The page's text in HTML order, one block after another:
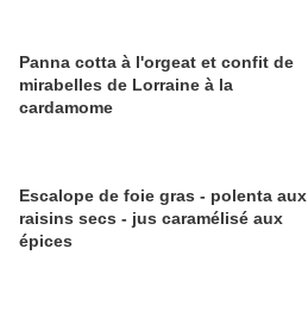
Panna cotta à l'orgeat et confit de
mirabelles de Lorraine à la
cardamome
Escalope de foie gras - polenta aux
raisins secs - jus caramélisé aux
épices